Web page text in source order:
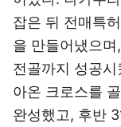
잡은 뒤 전매특
을 만들어냈으
전골까지 성공
아온 크로스를
완성했고, 후반